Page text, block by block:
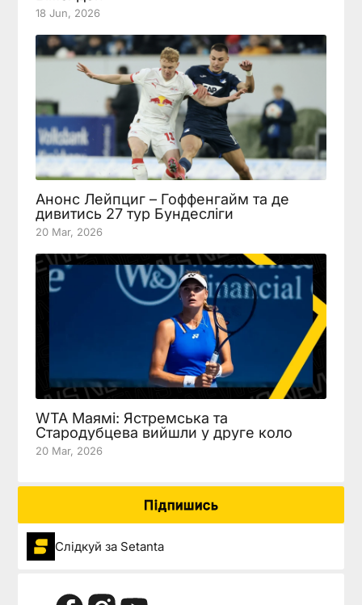
18 Jun, 2026
Анонс Лейпциг – Гоффенгайм та де
дивитись 27 тур Бундесліги
20 Mar, 2026
WTA Маямі: Ястремська та
Стародубцева вийшли у друге коло
20 Mar, 2026
Підпишись
Слідкуй за Setanta